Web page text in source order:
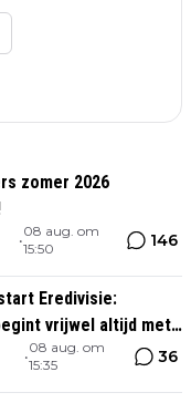
zomer 2026
•
08 aug. om
15:50
146
Eredivisie:
vrijwel altijd met
•
08 aug. om
15:35
36